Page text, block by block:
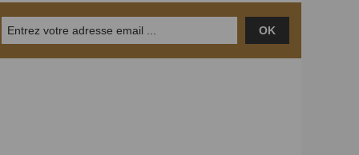
OK